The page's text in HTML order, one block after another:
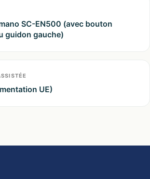
SC-EN500 (avec bouton
guidon gauche)
UE)